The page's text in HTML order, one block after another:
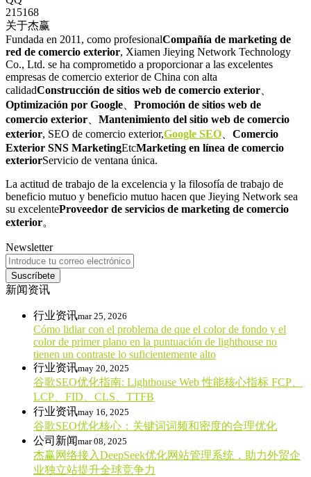
215168
关于杰赢
Fundada en 2011, como profesionalCompañía de marketing de
red de comercio exterior, Xiamen Jieying Network Technology
Co., Ltd. se ha comprometido a proporcionar a las excelentes
empresas de comercio exterior de China con alta
calidadConstrucción de sitios web de comercio exterior
Optimización por Google
Promoción de sitios web de
comercio exterior
Mantenimiento del sitio web de comercio
exterior, SEO de comercio exterior,Google SEO
Comercio
Exterior SNS MarketingEtcMarketing en línea de comercio
exteriorServicio de ventana única.
La actitud de trabajo de la excelencia y la filosofía de trabajo de
beneficio mutuo y beneficio mutuo hacen que Jieying Network sea
su excelenteProveedor de servicios de marketing de comercio
exterior。
Newsletter
Suscríbete
新闻资讯
行业资讯mar 25, 2026
Cómo lidiar con el problema de que el color de fondo y el
color de primer plano en la puntuación de lighthouse no
tienen un contraste lo suficientemente alto
行业资讯may 20, 2025
谷歌SEO优化指南: Lighthouse Web 性能核心指标 FCP、
LCP、FID、CLS、TTFB
行业资讯may 16, 2025
谷歌SEO优化核心：关键词词频和密度的合理优化
公司新闻mar 08, 2025
杰赢网络接入DeepSeek优化网站管理系统，助力外贸企
业独立站提升全球竞争力